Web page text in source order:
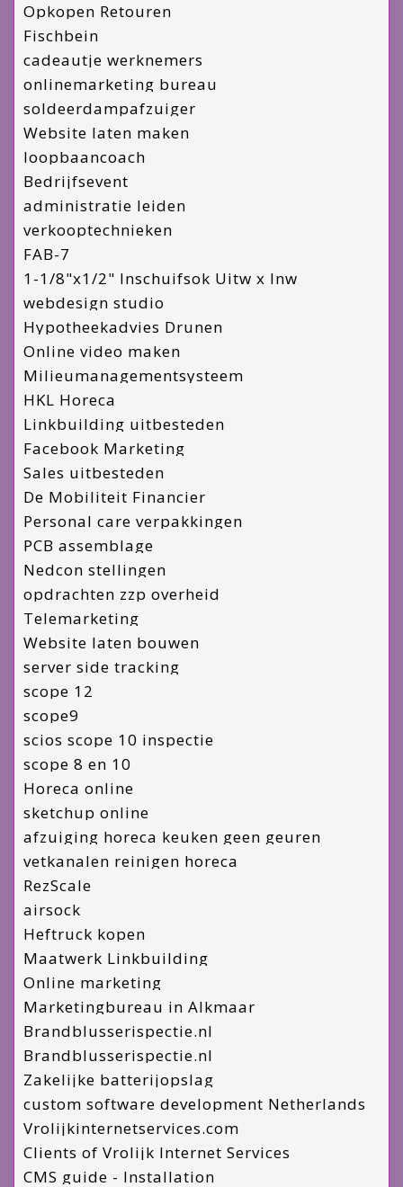
Opkopen Retouren
Fischbein
cadeautje werknemers
onlinemarketing bureau
soldeerdampafzuiger
Website laten maken
loopbaancoach
Bedrijfsevent
administratie leiden
verkooptechnieken
FAB-7
1-1/8"x1/2" Inschuifsok Uitw x Inw
webdesign studio
Hypotheekadvies Drunen
Online video maken
Milieumanagementsysteem
HKL Horeca
Linkbuilding uitbesteden
Facebook Marketing
Sales uitbesteden
De Mobiliteit Financier
Personal care verpakkingen
PCB assemblage
Nedcon stellingen
opdrachten zzp overheid
Telemarketing
Website laten bouwen
server side tracking
scope 12
scope9
scios scope 10 inspectie
scope 8 en 10
Horeca online
sketchup online
afzuiging horeca keuken geen geuren
vetkanalen reinigen horeca
RezScale
airsock
Heftruck kopen
Maatwerk Linkbuilding
Online marketing
Marketingbureau in Alkmaar
Brandblusserispectie.nl
Brandblusserispectie.nl
Zakelijke batterijopslag
custom software development Netherlands
Vrolijkinternetservices.com
Clients of Vrolijk Internet Services
CMS guide - Installation